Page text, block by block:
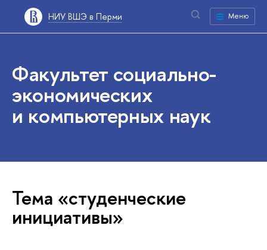
НИУ ВШЭ в Перми Меню
Факультет социально-
экономических
и компьютерных наук
Тема «студенческие
инициативы»